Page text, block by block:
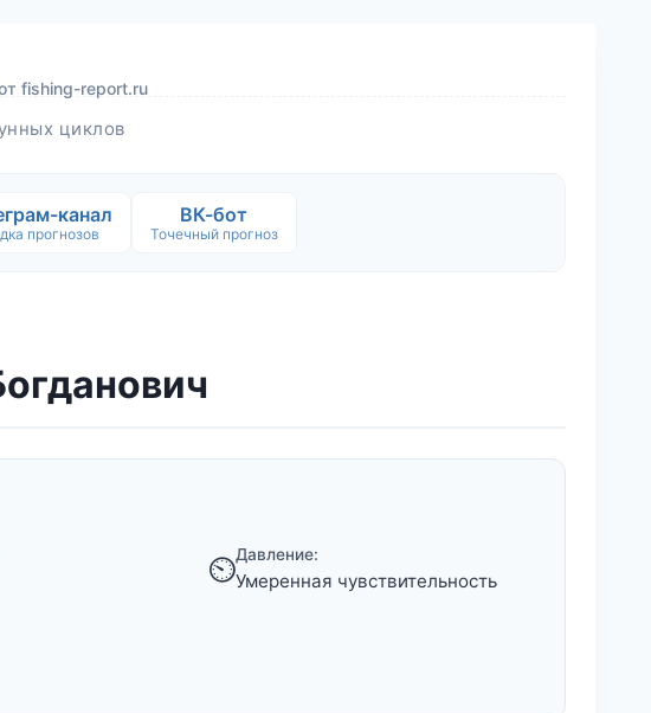
fishing-report.ru
циклов
канал
прогнозов
ВК-бот
Точечный прогноз
⏲️Давление:
Умеренная чувствительность